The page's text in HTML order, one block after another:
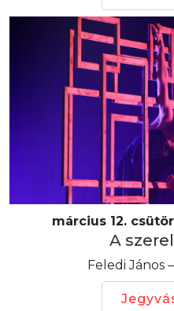
március 12.
A
Feledi János